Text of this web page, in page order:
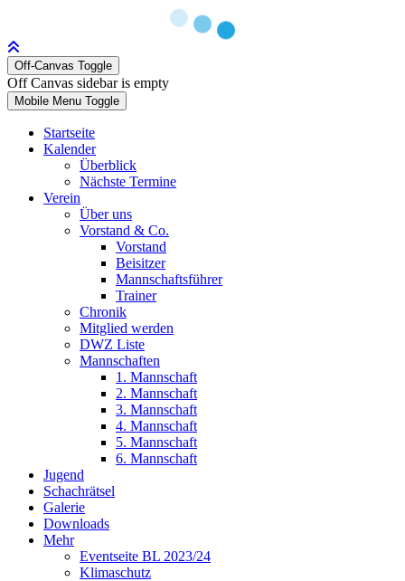
Off-Canvas Toggle
Off Canvas sidebar is empty
Mobile Menu Toggle
Startseite
Kalender
Überblick
Nächste Termine
Verein
Über uns
Vorstand & Co.
Vorstand
Beisitzer
Mannschaftsführer
Trainer
Chronik
Mitglied werden
DWZ Liste
Mannschaften
1. Mannschaft
2. Mannschaft
3. Mannschaft
4. Mannschaft
5. Mannschaft
6. Mannschaft
Jugend
Schachrätsel
Galerie
Downloads
Mehr
Eventseite BL 2023/24
Klimaschutz